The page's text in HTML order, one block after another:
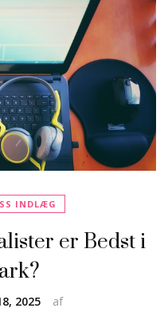
INDLÆG
er Bedst i
af
2025